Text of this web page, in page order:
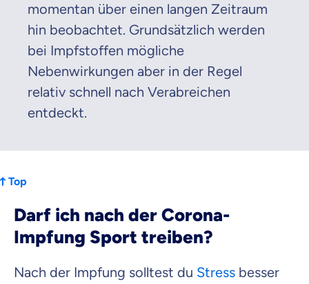
momentan über einen langen Zeitraum
hin beobachtet. Grundsätzlich werden
bei Impfstoffen mögliche
Nebenwirkungen aber in der Regel
relativ schnell nach Verabreichen
entdeckt.
Top
Darf ich nach der Corona-
Impfung Sport treiben?
Nach der Impfung solltest du Stress besser